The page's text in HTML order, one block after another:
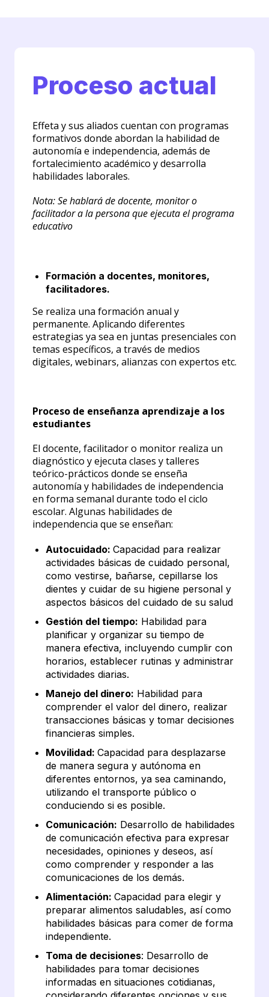
Proceso actual
Effeta y sus aliados cuentan con programas
formativos donde abordan la habilidad de
autonomía e independencia, además de
fortalecimiento académico y desarrolla
habilidades laborales.
Nota: Se hablará de docente, monitor o
facilitador a la persona que ejecuta el programa
educativo
Formación a docentes, monitores,
facilitadores.
Se realiza una formación anual y
permanente. Aplicando diferentes
estrategias ya sea en juntas presenciales con
temas específicos, a través de medios
digitales, webinars, alianzas con expertos etc.
Proceso de enseñanza aprendizaje a los
estudiantes
El docente, facilitador o monitor realiza un
diagnóstico y ejecuta clases y talleres
teórico-prácticos donde se enseña
autonomía y habilidades de independencia
en forma semanal durante todo el ciclo
escolar. Algunas habilidades de
independencia que se enseñan:
Autocuidado: Capacidad para realizar
actividades básicas de cuidado personal,
como vestirse, bañarse, cepillarse los
dientes y cuidar de su higiene personal y
aspectos básicos del cuidado de su salud
Gestión del tiempo: Habilidad para
planificar y organizar su tiempo de
manera efectiva, incluyendo cumplir con
horarios, establecer rutinas y administrar
actividades diarias.
Manejo del dinero: Habilidad para
comprender el valor del dinero, realizar
transacciones básicas y tomar decisiones
financieras simples.
Movilidad: Capacidad para desplazarse
de manera segura y autónoma en
diferentes entornos, ya sea caminando,
utilizando el transporte público o
conduciendo si es posible.
Comunicación: Desarrollo de habilidades
de comunicación efectiva para expresar
necesidades, opiniones y deseos, así
como comprender y responder a las
comunicaciones de los demás.
Alimentación: Capacidad para elegir y
preparar alimentos saludables, así como
habilidades básicas para comer de forma
independiente.
Toma de decisiones: Desarrollo de
habilidades para tomar decisiones
informadas en situaciones cotidianas,